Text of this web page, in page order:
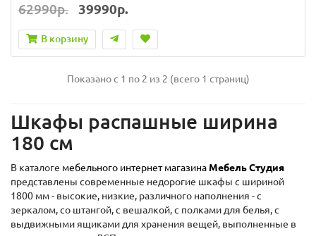
62990р. 39990р.
В корзину
Показано с 1 по 2 из 2 (всего 1 страниц)
Шкафы распашные ширина
180 см
В каталоге мебельного интернет магазина Мебель Студия
представлены современные недорогие шкафы с шириной
1800 мм - высокие, низкие, различного наполнения - с
зеркалом, со штангой, с вешалкой, с полками для белья, с
выдвижными ящиками для хранения вещей, выполненные в